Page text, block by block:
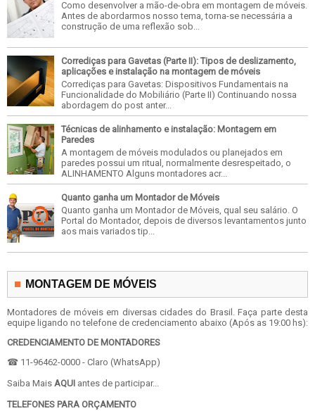
Como desenvolver a mão-de-obra em montagem de móveis.
Antes de abordarmos nosso tema, torna-se necessária a
construção de uma reflexão sob...
Corrediças para Gavetas (Parte II): Tipos de deslizamento,
aplicações e instalação na montagem de móveis
Corrediças para Gavetas: Dispositivos Fundamentais na
Funcionalidade do Mobiliário (Parte II) Continuando nossa
abordagem do post anter...
Técnicas de alinhamento e instalação: Montagem em
Paredes
A montagem de móveis modulados ou planejados em
paredes possui um ritual, normalmente desrespeitado, o
ALINHAMENTO Alguns montadores acr...
Quanto ganha um Montador de Móveis
Quanto ganha um Montador de Móveis, qual seu salário. O
Portal do Montador, depois de diversos levantamentos junto
aos mais variados tip...
MONTAGEM DE MÓVEIS
Montadores de móveis em diversas cidades do Brasil. Faça parte desta
equipe ligando no telefone de credenciamento abaixo (Após as 19:00 hs):
CREDENCIAMENTO DE MONTADORES
☎ 11-96462-0000 - Claro (WhatsApp)
Saiba Mais AQUI antes de participar...
TELEFONES PARA ORÇAMENTO